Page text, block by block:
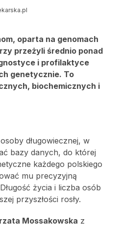
oparta na genomach
przeżyli średnio ponad
i profilaktyce
genetycznie. To
biochemicznych i
długowiecznej, w
bazy danych, do której
każdego polskiego
mu precyzyjną
życia i liczba osób
przyszłości rosły.
Mossakowska z